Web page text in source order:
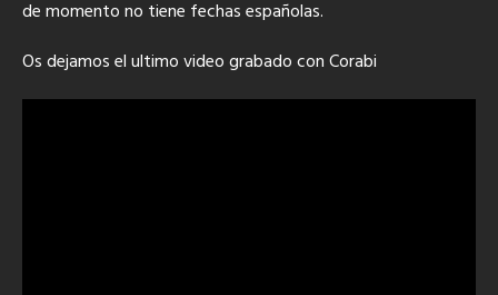
de momento no tiene fechas españolas.
Os dejamos el ultimo video grabado con Corabi